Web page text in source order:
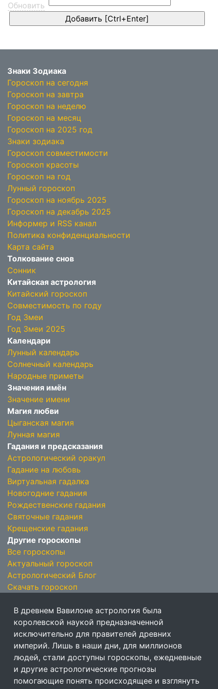
Обновить
Знаки Зодиака
Гороскоп на сегодня
Гороскоп на завтра
Гороскоп на неделю
Гороскоп на месяц
Гороскоп на 2025 год
Знаки зодиака
Гороскоп совместимости
Гороскоп красоты
Гороскоп на год
Лунный гороскоп
Гороскоп на ноябрь 2025
Гороскоп на декабрь 2025
Информер и RSS канал
Политика конфиденциальности
Карта сайта
Толкование снов
Сонник
Китайская астрология
Китайский гороскоп
Совместимость по году
Год Змеи
Год Змеи 2025
Календари
Лунный календарь
Солнечный календарь
Народные приметы
Значения имён
Значение имени
Магия любви
Цыганская магия
Лунная магия
Гадания и предсказания
Астрологический оракул
Гадание на любовь
Виртуальная гадалка
Новогодние гадания
Рождественские гадания
Святочные гадания
Крещенские гадания
Другие гороскопы
Все гороскопы
Актуальный гороскоп
Астрологический Блог
Скачать гороскоп
В древнем Вавилоне астрология была
королевской наукой предназначенной
исключительно для правителей древних
империй. Лишь в наши дни, для миллионов
людей, стали доступны гороскопы, ежедневные
и другие астрологические прогнозы
помогающие понять происходящее и взглянуть